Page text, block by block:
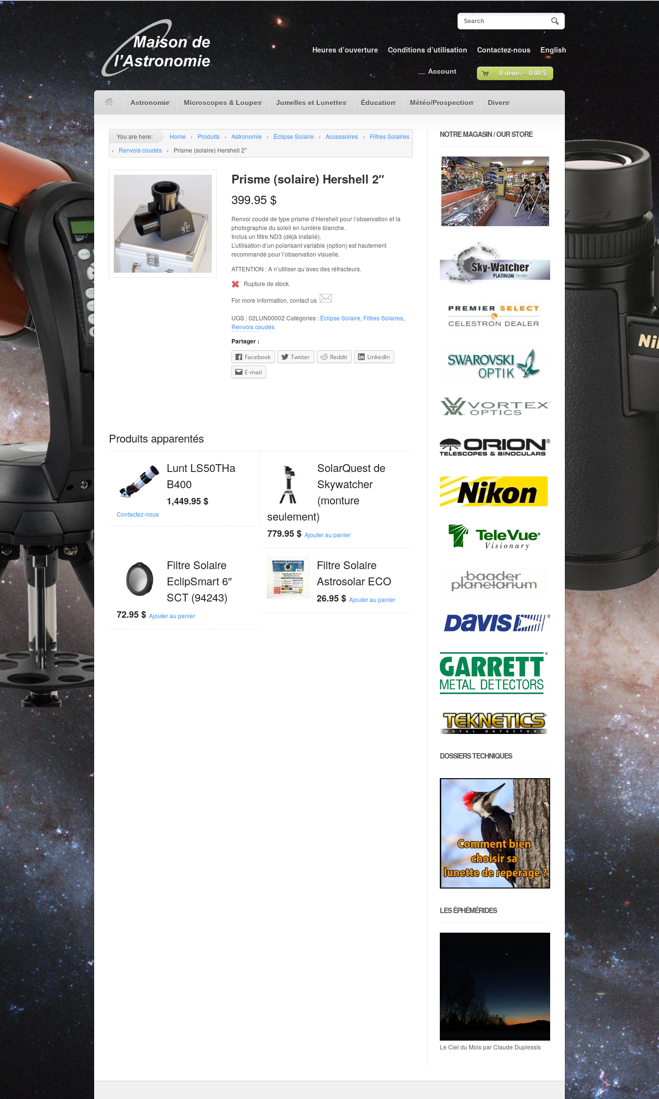
Heures d’ouverture Conditions d’utilisation Contactez-nous English
Astronomie Microscopes & Loupes Jumelles et Lunettes Éducation Météo/Prospection Divers
0 items – 0.00 $
Account
You are here: Home › Produits › Astronomie › Éclipse Solaire › Accessoires ›
Filtres Solaires
›
Renvois coudés › Prisme (solaire) Hershell 2″
Prisme (solaire) Hershell 2″
399.95 $
Renvoi coudé de type prisme d’Hershell pour l’observation et la
photographie du soleil en lumière blanche.
Inclus un filtre ND3 (déjà installé).
L’utilisation d’un polarisant variable (option) est hautement
recommandé pour l’observation visuelle.
ATTENTION : A n’utiliser qu’avec des réfracteurs.
Rupture de stock
For more information, contact us
UGS :02LUN00002 Catégories : Éclipse Solaire, Filtres Solaires,
Renvois coudés
Partager :
Facebook Twitter Reddit
LinkedIn
E-mail
Produits apparentés
Lunt LS50THa
B400
1,449.95$
Contactez-nous
SolarQuest de
Skywatcher
(monture
seulement)
779.95$ Ajouter au panier
Filtre Solaire
EclipSmart 6″
SCT (94243)
72.95$ Ajouter au panier
Filtre Solaire
Astrosolar ECO
26.95$ Ajouter au panier
NOTRE MAGASIN / OUR STORE
DOSSIERS TECHNIQUES
LES ÉPHÉMÉRIDES
Le Ciel du Mois par Claude Duplessis